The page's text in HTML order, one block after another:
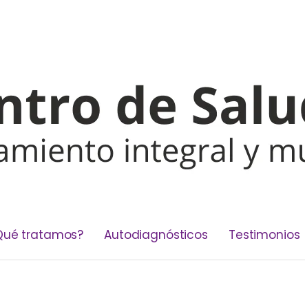
tratamos? Autodiagnósticos Testimonios